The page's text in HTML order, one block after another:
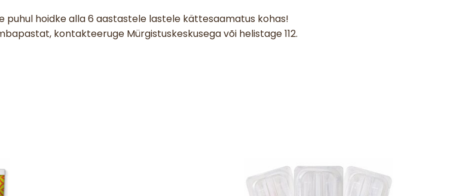
puhul hoidke alla 6 aastastele lastele kättesaamatus kohas!
kontakteeruge Mürgistuskeskusega või helistage 112.